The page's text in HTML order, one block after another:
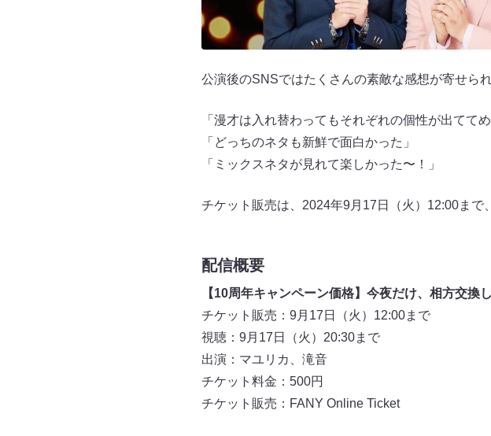
公演後のSNSではたくさんの素敵な感想が寄せられ
「漫才は入れ替わってもそれぞれの個性が出てて
「どっちのネタも新鮮で面白かった」
「ミックスネタが見れて楽しかった〜！」
チケット販売は、2024年9月17日（火）12:00まで
配信概要
【10周年キャンペーン価格】今夜だけ、相方交換
チケット販売：9月17日（火）12:00まで
視聴：9月17日（火）20:30まで
出演：マユリカ、滝音
チケット料金：500円
チケット販売：FANY Online Ticket